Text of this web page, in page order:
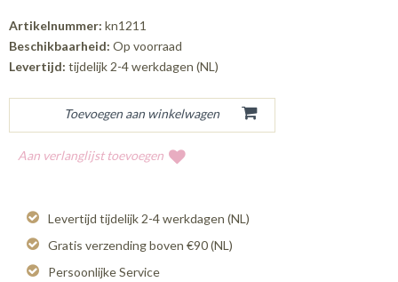
Artikelnummer: kn1211
Beschikbaarheid: Op voorraad
Levertijd: tijdelijk 2-4 werkdagen (NL)
Aan verlanglijst toevoegen
Levertijd tijdelijk 2-4 werkdagen (NL)
Gratis verzending boven €90 (NL)
Persoonlijke Service